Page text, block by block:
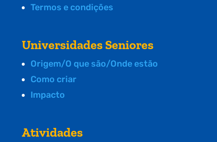
Termos e condições
Universidades Seniores
Origem/O que são/Onde estão
Como criar
Impacto
Atividades